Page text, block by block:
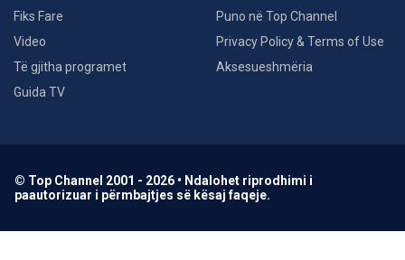
Fiks Fare
Video
Të gjitha programet
Guida TV
Puno në Top Channel
Privacy Policy & Terms of Use
Aksesueshmëria
© Top Channel 2001 - 2026 • Ndalohet riprodhimi i
paautorizuar i përmbajtjes së kësaj faqeje.